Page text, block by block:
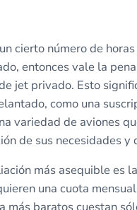
cierto número de
entonces vale la
jet privado. Esto
como una
variedad de aviones
de sus necesidades y
más asequible es
una cuota
más baratos cuestan